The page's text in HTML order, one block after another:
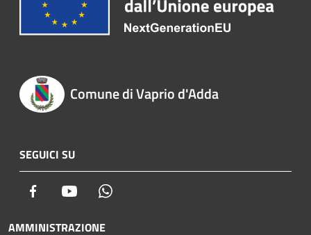
Comune di Vaprio d'Adda
SEGUICI SU
Facebook Youtube
AMMINISTRAZIONE